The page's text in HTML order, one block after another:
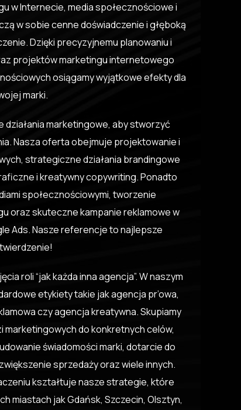
w Internecie, media społecznościowe i
w sobie cenne doświadczenie i głęboką
Dzięki precyzyjnemu planowaniu i
projektów marketingu internetowego
osiągamy wyjątkowe efekty dla
marki.
marketingowe, aby stworzyć
Nasza oferta obejmuje projektowanie i
strategiczne działania brandingowe
i kreatywny copywriting. Ponadto
społecznościowymi, tworzenie
oraz skuteczne kampanie reklamowe w
Ads. Nasze referencje to najlepsze
roli “jak każda inna agencja”. W naszym
etykiety takie jak agencja pr’owa,
czy agencja kreatywna. Skupiamy
marketingowych do konkretnych celów,
świadomości marki, dotarcie do
sprzedaży oraz wiele innych.
kształtuje nasze strategie, które
miastach jak Gdańsk, Szczecin, Olsztyn,